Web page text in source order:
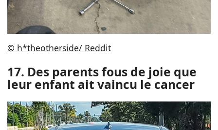
© h*theotherside/ Reddit
17. Des parents fous de joie que
leur enfant ait vaincu le cancer